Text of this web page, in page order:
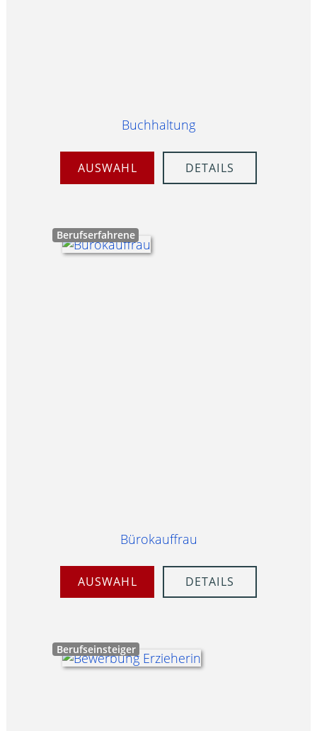
Buchhaltung
AUSWAHL DETAILS
Berufserfahrene
Bürokauffrau
AUSWAHL DETAILS
Berufseinsteiger